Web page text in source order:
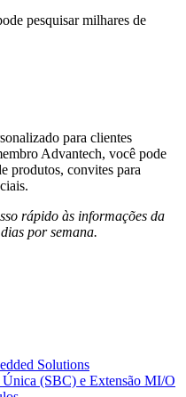
pesquisar milhares de
para clientes
Advantech, você pode
produtos, convites para
rápido às informações da
por semana.
Solutions
Única (SBC) e Extensão MI/O